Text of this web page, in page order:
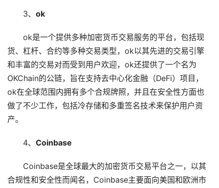
3、 ok
ok是一个提供多种加密货币交易服务的平台，包括现
货、杠杆、合约等多种交易类型，ok以其先进的交易引擎
和丰富的交易对而受到用户欢迎，ok还提供了一个名为
OKChain的公链，旨在支持去中心化金融（DeFi）项目，
ok在全球范围内拥有多个合规牌照，并且在安全性方面也
做了不少工作，包括冷存储和多重签名技术来保护用户资
产。
4、 Coinbase
Coinbase是全球最大的加密货币交易平台之一，以其
合规性和安全性而闻名，Coinbase主要面向美国和欧洲市